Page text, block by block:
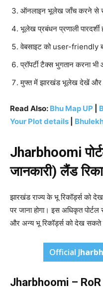
ऑनलाइन भूलेख जाँच करने से
भूलेख प्रबंधन प्रणाली
वेबसाइट को user-friendly
प्रॉपर्टी टैक्स भुगतान करना
मुफ्त में झारखंड भूलेख देखें और
Read Also: Bhu Map UP
Your Plot details
Jharbhoomi
जानकारी) लैंड
झारखंड राज्य के भू रिकॉर्ड्स को
पर जाना होगा। इस अधिकृत
और अन्य भू रिकॉर्ड्स को देख सकते
Official J
Jharbhoomi –